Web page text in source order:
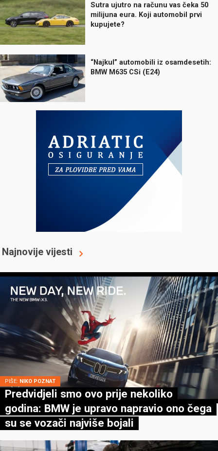
Sutra ujutro na računu vas čeka 50
milijuna eura. Koji automobil prvi
kupujete?
“Najkul” automobili iz osamdesetih:
BMW M635 CSi (E24)
Najnovije vijesti
PIŠE: NIKO POZNAT
Predvidjeli smo ovo prije nekoliko
godina: BMW je upravo napravio ono čega
su se vozači najviše bojali